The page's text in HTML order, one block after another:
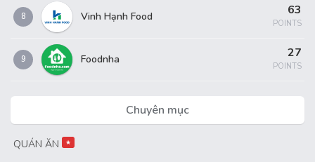
8 Vinh Hạnh Food 63
POINTS
9 Foodnha 27
POINTS
Chuyên mục
QUÁN ĂN ★